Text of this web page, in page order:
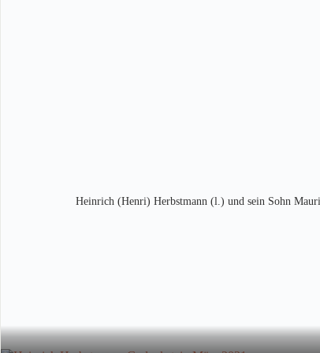
Heinrich (Henri) Herbstmann (l.) und sein Sohn